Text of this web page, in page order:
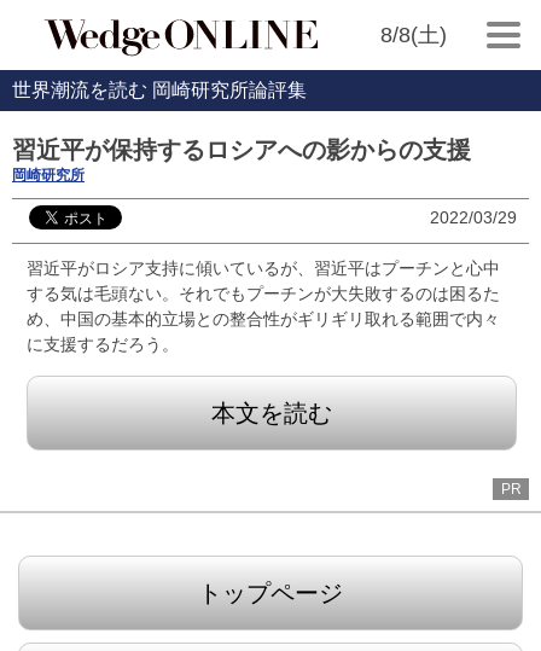
8/8(土)
世界潮流を読む 岡崎研究所論評集
習近平が保持するロシアへの影からの支援
岡崎研究所
2022/03/29
習近平がロシア支持に傾いているが、習近平はプーチンと心中
する気は毛頭ない。それでもプーチンが大失敗するのは困るた
め、中国の基本的立場との整合性がギリギリ取れる範囲で内々
に支援するだろう。
本文を読む
PR
トップページ